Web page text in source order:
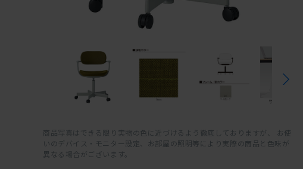
商品写真はできる限り実物の色に近づけるよう徹底しておりますが、 お使
いのデバイス・モニター設定、お部屋の照明等により実際の商品と色味が
異なる場合がございます。